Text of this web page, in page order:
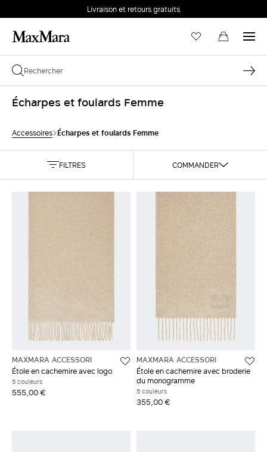
Livraison et retours gratuits
Écharpes et foulards Femme
Accessoires Écharpes et foulards Femme
FILTRES COMMANDER
MAXMARA ACCESSORI
Étole en cachemire avec logo
5 couleurs
555,00 €
MAXMARA ACCESSORI
Étole en cachemire avec broderie
du monogramme
5 couleurs
355,00 €